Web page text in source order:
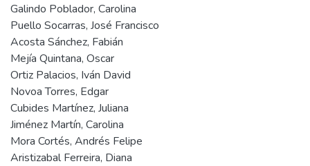
Galindo Poblador, Carolina
Puello Socarras, José Francisco
Acosta Sánchez, Fabián
Mejía Quintana, Oscar
Ortiz Palacios, Iván David
Novoa Torres, Edgar
Cubides Martínez, Juliana
Jiménez Martín, Carolina
Mora Cortés, Andrés Felipe
Aristizabal Ferreira, Diana